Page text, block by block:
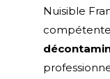
Nuisible